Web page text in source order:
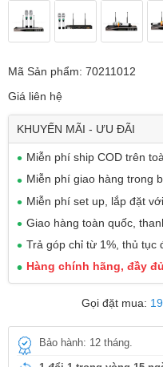
Mã Sản phẩm: 70211012
Giá liên hệ
KHUYẾN MÃI - ƯU ĐÃI
Miễn phí ship COD trên
Miễn phí giao hàng trong
Miễn phí set up, lắp đặt
Giao hàng toàn quốc,
Trả góp chỉ từ 1%, thủ tục
Hàng chính hãng, đầy
Gọi đặt mua:
Bảo hành: 12 tháng.